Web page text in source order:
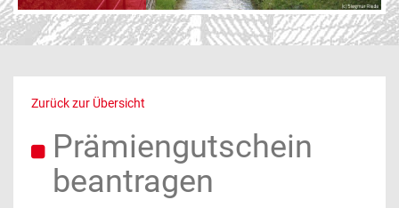
Zurück zur Übersicht
Prämiengutschein
beantragen